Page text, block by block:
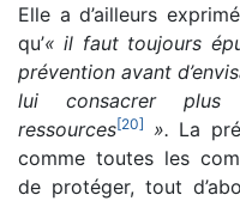
Elle a d’ailleurs
qu’« il faut toujours
prévention avant
lui consacrer
ressources[20] ». La
comme toutes les
de protéger, tout